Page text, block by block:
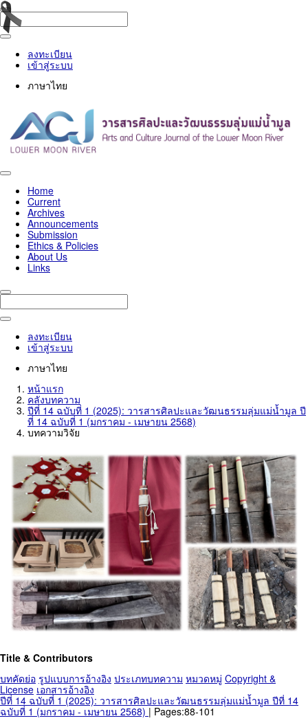
ลงทะเบียน
เข้าสู่ระบบ
ภาษาไทย
Toggle
navigation
Home
Current
Archives
Announcements
Submission
Ethics & Policies
About Us
Links
ลงทะเบียน
เข้าสู่ระบบ
ภาษาไทย
หน้าแรก
คลังบทความ
ปีที่ 14 ฉบับที่ 1 (2025): วารสารศิลปะและวัฒนธรรมลุ่มแม่น้ำมูล ปี
ที่ 14 ฉบับที่ 1 (มกราคม - เมษายน 2568)
บทความวิจัย
Title & Contributors
บทคัดย่อ รูปแบบการอ้างอิง ประเภทบทความ หมวดหมู่ Copyright &
License เอกสารอ้างอิง
ปีที่ 14 ฉบับที่ 1 (2025): วารสารศิลปะและวัฒนธรรมลุ่มแม่น้ำมูล ปีที่ 14
ฉบับที่ 1 (มกราคม - เมษายน 2568) | Pages:88-101